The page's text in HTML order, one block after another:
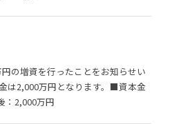
の増資を行ったことをお知らせい
は2,000万円となります。■資本金
：2,000万円